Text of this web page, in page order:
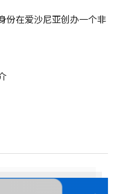
份在爱沙尼亚创办一个非